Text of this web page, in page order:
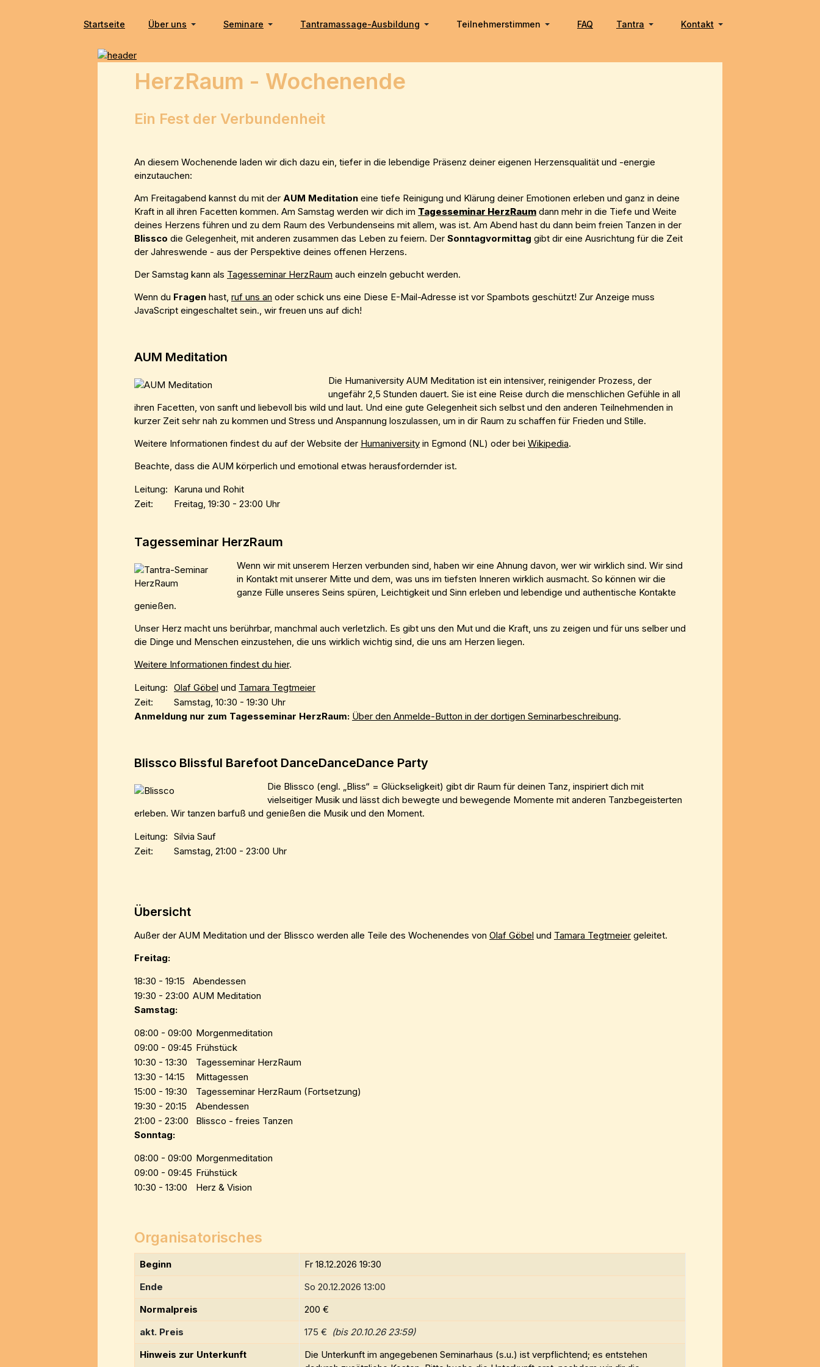
Startseite Über uns Seminare Tantramassage-Ausbildung Teilnehmerstimmen FAQ Tantra Kontakt
HerzRaum - Wochenende
Ein Fest der Verbundenheit
An diesem Wochenende laden wir dich dazu ein, tiefer in die lebendige Präsenz deiner eigenen Herzensqualität und -energie
einzutauchen:
Am Freitagabend kannst du mit der AUM Meditation eine tiefe Reinigung und Klärung deiner Emotionen erleben und ganz in deine
Kraft in all ihren Facetten kommen. Am Samstag werden wir dich im Tagesseminar HerzRaum dann mehr in die Tiefe und Weite
deines Herzens führen und zu dem Raum des Verbundenseins mit allem, was ist. Am Abend hast du dann beim freien Tanzen in der
Blissco die Gelegenheit, mit anderen zusammen das Leben zu feiern. Der Sonntagvormittag gibt dir eine Ausrichtung für die Zeit
der Jahreswende - aus der Perspektive deines offenen Herzens.
Der Samstag kann als Tagesseminar HerzRaum auch einzeln gebucht werden.
Wenn du Fragen hast, ruf uns an oder schick uns eine Diese E-Mail-Adresse ist vor Spambots geschützt! Zur Anzeige muss
JavaScript eingeschaltet sein. , wir freuen uns auf dich!
AUM Meditation
Die Humaniversity AUM Meditation ist ein intensiver, reinigender Prozess, der
ungefähr 2,5 Stunden dauert. Sie ist eine Reise durch die menschlichen Gefühle in all
ihren Facetten, von sanft und liebevoll bis wild und laut. Und eine gute Gelegenheit sich selbst und den anderen Teilnehmenden in
kurzer Zeit sehr nah zu kommen und Stress und Anspannung loszulassen, um in dir Raum zu schaffen für Frieden und Stille.
Weitere Informationen findest du auf der Website der Humaniversity in Egmond (NL) oder bei Wikipedia.
Beachte, dass die AUM körperlich und emotional etwas herausfordernder ist.
Leitung:
Karuna und Rohit
Zeit:
Freitag, 19:30 - 23:00 Uhr
Tagesseminar HerzRaum
Wenn wir mit unserem Herzen verbunden sind, haben wir eine Ahnung davon, wer wir wirklich sind. Wir sind
in Kontakt mit unserer Mitte und dem, was uns im tiefsten Inneren wirklich ausmacht. So können wir die
ganze Fülle unseres Seins spüren, Leichtigkeit und Sinn erleben und lebendige und authentische Kontakte
genießen.
Unser Herz macht uns berührbar, manchmal auch verletzlich. Es gibt uns den Mut und die Kraft, uns zu zeigen und für uns selber und
die Dinge und Menschen einzustehen, die uns wirklich wichtig sind, die uns am Herzen liegen.
Weitere Informationen findest du hier.
Leitung: Olaf Göbel und Tamara Tegtmeier
Zeit:
Samstag, 10:30 - 19:30 Uhr
Anmeldung nur zum Tagesseminar HerzRaum: Über den Anmelde-Button in der dortigen Seminarbeschreibung.
Blissco Blissful Barefoot DanceDanceDance Party
Die Blissco (engl. „Bliss“ = Glückseligkeit) gibt dir Raum für deinen Tanz, inspiriert dich mit
vielseitiger Musik und lässt dich bewegte und bewegende Momente mit anderen Tanzbegeisterten
erleben. Wir tanzen barfuß und genießen die Musik und den Moment.
Leitung: Silvia Sauf
Zeit:
Samstag, 21:00 - 23:00 Uhr
Übersicht
Außer der AUM Meditation und der Blissco werden alle Teile des Wochenendes von Olaf Göbel und Tamara Tegtmeier geleitet.
Freitag:
18:30 - 19:15
Abendessen
19:30 - 23:00 AUM Meditation
Samstag:
08:00 - 09:00 Morgenmeditation
09:00 - 09:45 Frühstück
10:30 - 13:30
Tagesseminar HerzRaum
13:30 - 14:15
Mittagessen
15:00 - 19:30
Tagesseminar HerzRaum (Fortsetzung)
19:30 - 20:15
Abendessen
21:00 - 23:00
Blissco - freies Tanzen
Sonntag:
08:00 - 09:00 Morgenmeditation
09:00 - 09:45 Frühstück
10:30 - 13:00
Herz & Vision
Organisatorisches
Beginn
Fr 18.12.2026 19:30
Ende
So 20.12.2026 13:00
Normalpreis
200 €
akt. Preis
175 € (bis 20.10.26 23:59)
Hinweis zur Unterkunft
Die Unterkunft im angegebenen Seminarhaus (s.u.) ist verpflichtend; es entstehen